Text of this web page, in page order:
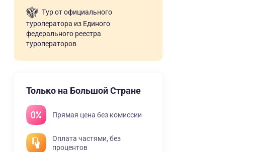
Тур от официального
туроператора из Единого
федерального реестра
туроператоров
Только на Большой Стране
Прямая цена без комиссии
Оплата частями, без
процентов